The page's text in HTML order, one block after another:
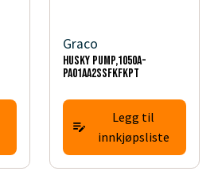
Graco
HUSKY PUMP,1050A-
PA01AA2SSFKFKPT
Legg til
innkjøpsliste